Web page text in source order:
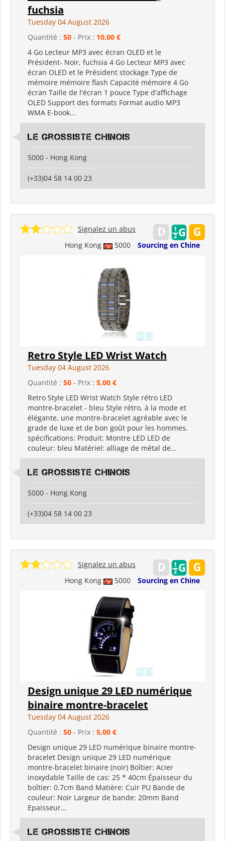
fuchsia
Tuesday 04 August 2026
Quantité : 50 - Prix : 10,00 €
4 Go Lecteur MP3 avec écran OLED et le
Président- Noir, fuchsia 4 Go Lecteur MP3 avec
écran OLED et le Président stockage Type de
mémoire mémoire flash Capacité mémoire 4 Go
écran Taille de l'écran 1 pouce Type d'affichage
OLED Support des formats Format audio MP3
WMA E-book...
Le grossiste chinois
5000 - Hong Kong
(+33)04 58 14 00 23
Hong Kong 5000 Sourcing en Chine
Signalez un abus
Retro Style LED Wrist Watch
Tuesday 04 August 2026
Quantité : 50 - Prix : 5,00 €
Retro Style LED Wrist Watch Style rétro LED
montre-bracelet - bleu Style rétro, à la mode et
élégante, une montre-bracelet agréable avec le
grade de luxe et de bon goût pour les hommes.
spécifications: Produit: Montre LED LED de
couleur: bleu Matériel: alliage de métal de...
Le grossiste chinois
5000 - Hong Kong
(+33)04 58 14 00 23
Hong Kong 5000 Sourcing en Chine
Signalez un abus
Design unique 29 LED numérique
binaire montre-bracelet
Tuesday 04 August 2026
Quantité : 50 - Prix : 5,00 €
Design unique 29 LED numérique binaire montre-
bracelet Design unique 29 LED numérique
montre-bracelet binaire (noir) Boîtier: Acier
inoxydable Taille de cas: 25 * 40cm Épaisseur du
boîtier: 0.7cm Band Matière: Cuir PU Bande de
couleur: Noir Largeur de bande: 20mm Band
Epaisseur...
Le grossiste chinois